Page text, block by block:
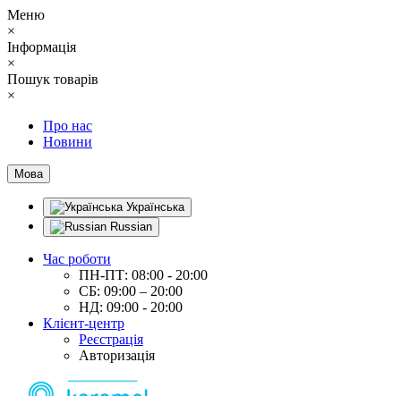
Меню
×
Інформація
×
Пошук товарів
×
Про нас
Новини
Мова
Українська
Russian
Час роботи
ПН-ПТ: 08:00 - 20:00
СБ: 09:00 – 20:00
НД: 09:00 - 20:00
Клієнт-центр
Реєстрація
Авторизація